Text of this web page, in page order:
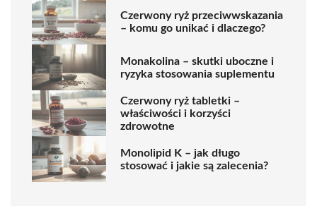
Czerwony ryż przeciwwskazania
– komu go unikać i dlaczego?
Monakolina – skutki uboczne i
ryzyka stosowania suplementu
Czerwony ryż tabletki –
właściwości i korzyści
zdrowotne
Monolipid K – jak długo
stosować i jakie są zalecenia?